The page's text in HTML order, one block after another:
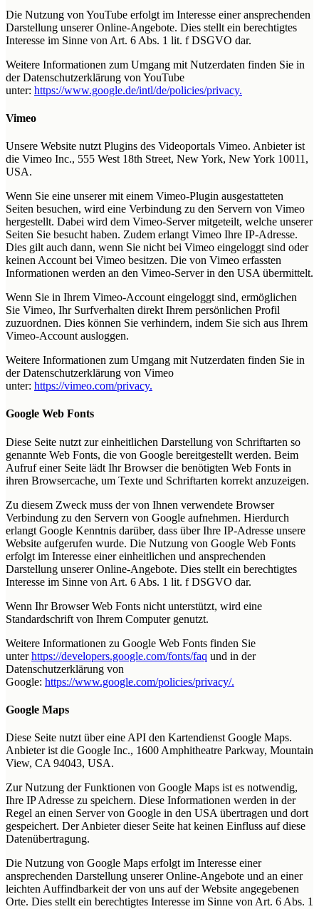
Die Nutzung von YouTube erfolgt im Interesse einer ansprechenden
Darstellung unserer Online-Angebote. Dies stellt ein berechtigtes
Interesse im Sinne von Art. 6 Abs. 1 lit. f DSGVO dar.
Weitere Informationen zum Umgang mit Nutzerdaten finden Sie in
der Datenschutzerklärung von YouTube
unter: https://www.google.de/intl/de/policies/privacy.
Vimeo
Unsere Website nutzt Plugins des Videoportals Vimeo. Anbieter ist
die Vimeo Inc., 555 West 18th Street, New York, New York 10011,
USA.
Wenn Sie eine unserer mit einem Vimeo-Plugin ausgestatteten
Seiten besuchen, wird eine Verbindung zu den Servern von Vimeo
hergestellt. Dabei wird dem Vimeo-Server mitgeteilt, welche unserer
Seiten Sie besucht haben. Zudem erlangt Vimeo Ihre IP-Adresse.
Dies gilt auch dann, wenn Sie nicht bei Vimeo eingeloggt sind oder
keinen Account bei Vimeo besitzen. Die von Vimeo erfassten
Informationen werden an den Vimeo-Server in den USA übermittelt.
Wenn Sie in Ihrem Vimeo-Account eingeloggt sind, ermöglichen
Sie Vimeo, Ihr Surfverhalten direkt Ihrem persönlichen Profil
zuzuordnen. Dies können Sie verhindern, indem Sie sich aus Ihrem
Vimeo-Account ausloggen.
Weitere Informationen zum Umgang mit Nutzerdaten finden Sie in
der Datenschutzerklärung von Vimeo
unter: https://vimeo.com/privacy.
Google Web Fonts
Diese Seite nutzt zur einheitlichen Darstellung von Schriftarten so
genannte Web Fonts, die von Google bereitgestellt werden. Beim
Aufruf einer Seite lädt Ihr Browser die benötigten Web Fonts in
ihren Browsercache, um Texte und Schriftarten korrekt anzuzeigen.
Zu diesem Zweck muss der von Ihnen verwendete Browser
Verbindung zu den Servern von Google aufnehmen. Hierdurch
erlangt Google Kenntnis darüber, dass über Ihre IP-Adresse unsere
Website aufgerufen wurde. Die Nutzung von Google Web Fonts
erfolgt im Interesse einer einheitlichen und ansprechenden
Darstellung unserer Online-Angebote. Dies stellt ein berechtigtes
Interesse im Sinne von Art. 6 Abs. 1 lit. f DSGVO dar.
Wenn Ihr Browser Web Fonts nicht unterstützt, wird eine
Standardschrift von Ihrem Computer genutzt.
Weitere Informationen zu Google Web Fonts finden Sie
unterhttps://developers.google.com/fonts/faq und in der
Datenschutzerklärung von
Google: https://www.google.com/policies/privacy/.
Google Maps
Diese Seite nutzt über eine API den Kartendienst Google Maps.
Anbieter ist die Google Inc., 1600 Amphitheatre Parkway, Mountain
View, CA 94043, USA.
Zur Nutzung der Funktionen von Google Maps ist es notwendig,
Ihre IP Adresse zu speichern. Diese Informationen werden in der
Regel an einen Server von Google in den USA übertragen und dort
gespeichert. Der Anbieter dieser Seite hat keinen Einfluss auf diese
Datenübertragung.
Die Nutzung von Google Maps erfolgt im Interesse einer
ansprechenden Darstellung unserer Online-Angebote und an einer
leichten Auffindbarkeit der von uns auf der Website angegebenen
Orte. Dies stellt ein berechtigtes Interesse im Sinne von Art. 6 Abs. 1